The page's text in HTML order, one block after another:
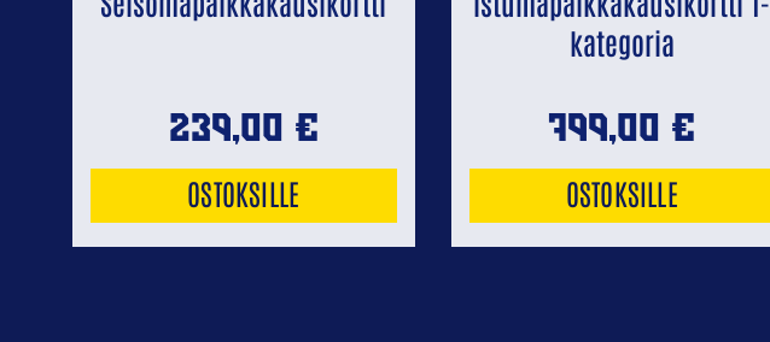
239,00 €
OSTOKSILLE
kategoria
799,00 €
OSTOKSILLE